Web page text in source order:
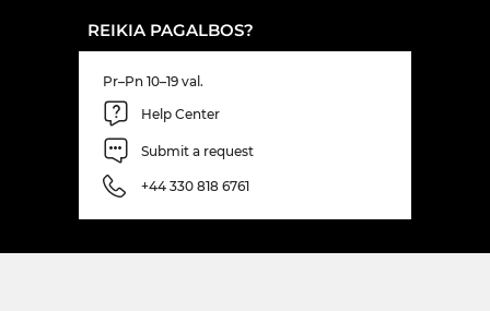
REIKIA PAGALBOS?
Pr–Pn 10–19 val.
Help Center
Submit a request
+44 330 818 6761